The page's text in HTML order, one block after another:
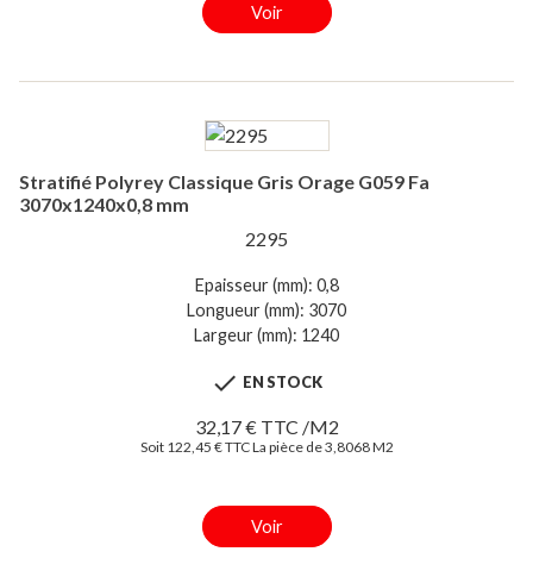
Voir
Stratifié Polyrey Classique Gris Orage G059 Fa
3070x1240x0,8 mm
2295
Epaisseur (mm): 0,8
Longueur (mm): 3070
Largeur (mm): 1240
 EN STOCK
32,17 € TTC /M2
Soit 122,45 € TTC La pièce de 3,8068 M2
Voir